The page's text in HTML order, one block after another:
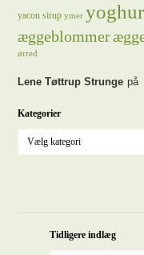
yacon sirup ymer
æggeblommer
ørred
Lene Tøttrup Strunge på
Kategorier
Tidligere indlæg